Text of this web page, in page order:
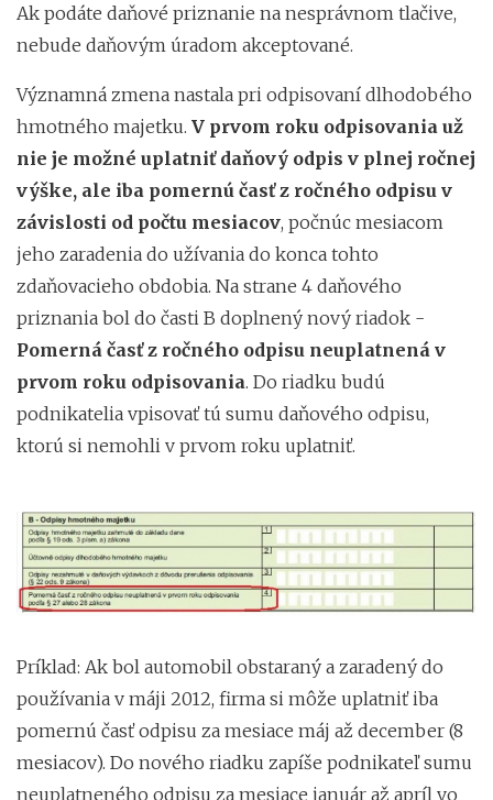
Ak podáte daňové priznanie na nesprávnom tlačive,
nebude daňovým úradom akceptované.
Významná zmena nastala pri odpisovaní dlhodobého
hmotného majetku. V prvom roku odpisovania už
nie je možné uplatniť daňový odpis v plnej ročnej
výške, ale iba pomernú časť z ročného odpisu v
závislosti od počtu mesiacov, počnúc mesiacom
jeho zaradenia do užívania do konca tohto
zdaňovacieho obdobia. Na strane 4 daňového
priznania bol do časti B doplnený nový riadok -
Pomerná časť z ročného odpisu neuplatnená v
prvom roku odpisovania. Do riadku budú
podnikatelia vpisovať tú sumu daňového odpisu,
ktorú si nemohli v prvom roku uplatniť.
Príklad: Ak bol automobil obstaraný a zaradený do
používania v máji 2012, firma si môže uplatniť iba
pomernú časť odpisu za mesiace máj až december (8
mesiacov). Do nového riadku zapíše podnikateľ sumu
neuplatneného odpisu za mesiace január až apríl vo